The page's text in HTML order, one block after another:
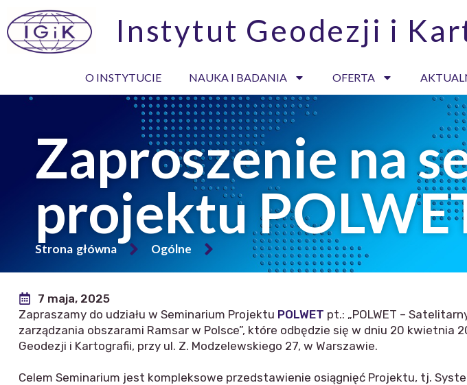
Instytut Geodezji i
O INSTYTUCIE NAUKA I BADANIA OFERTA
Zaproszenie na
projektu
Strona główna Ogólne
7 maja, 2025
Zapraszamy do udziału w Seminarium Projektu POLWET pt.: „POLWET –
zarządzania obszarami Ramsar w Polsce”, które odbędzie się w dniu 20 kwietnia
Geodezji i Kartografii, przy ul. Z. Modzelewskiego 27, w Warszawie.
Celem Seminarium jest kompleksowe przedstawienie osiągnięć Projektu, tj.